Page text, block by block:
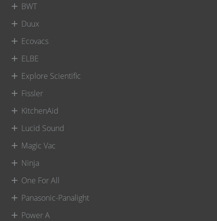
BWT
Duux
Ecovacs
ELBE
Explore Scientific
Fissler
KitchenAid
Lucid Sound
Magic Vac
Ninja
One For All
Panasonic-Panalight
Power A